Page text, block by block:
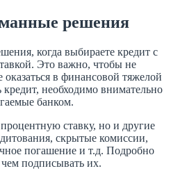
решения
когда выбираете кредит с
Это важно, чтобы не
в финансовой тяжелой
необходимо внимательно
банком.
ставку, но и другие
скрытые комиссии,
погашение и т.д. Подробно
подписывать их.